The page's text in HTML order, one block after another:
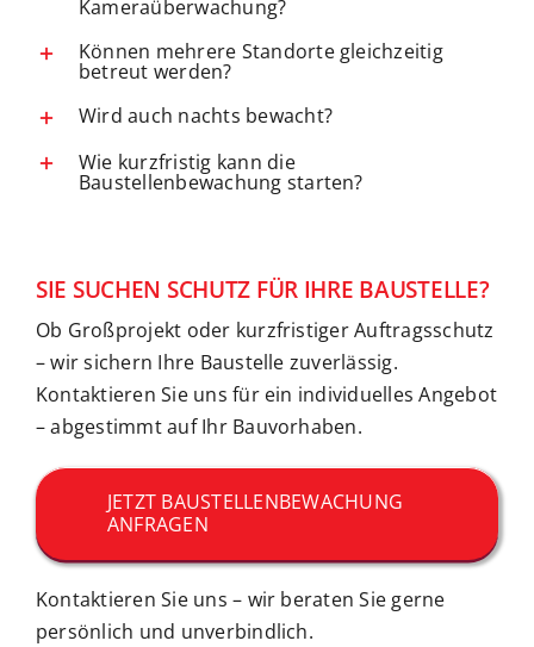
Kameraüberwachung?
Können mehrere Standorte gleichzeitig
betreut werden?
Wird auch nachts bewacht?
Wie kurzfristig kann die
Baustellenbewachung starten?
SIE SUCHEN SCHUTZ FÜR IHRE BAUSTELLE?
Ob Großprojekt oder kurzfristiger Auftragsschutz
– wir sichern Ihre Baustelle zuverlässig.
Kontaktieren Sie uns für ein individuelles Angebot
– abgestimmt auf Ihr Bauvorhaben.
JETZT BAUSTELLENBEWACHUNG
ANFRAGEN
Kontaktieren Sie uns – wir beraten Sie gerne
persönlich und unverbindlich.